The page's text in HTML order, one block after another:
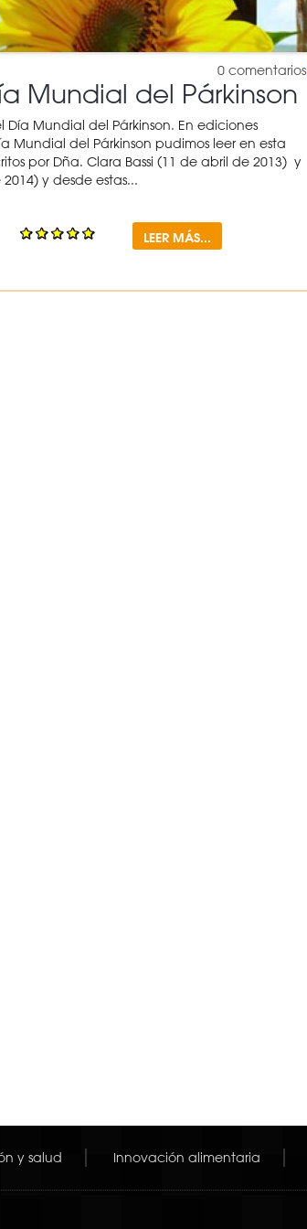
0 comentarios
Mundial del Párkinson
Mundial del Párkinson. En ediciones
Mundial del Párkinson pudimos leer en esta
por Dña. Clara Bassi (11 de abril de 2013) y
y desde estas...
LEER MÁS...
y salud Innovación alimentaria